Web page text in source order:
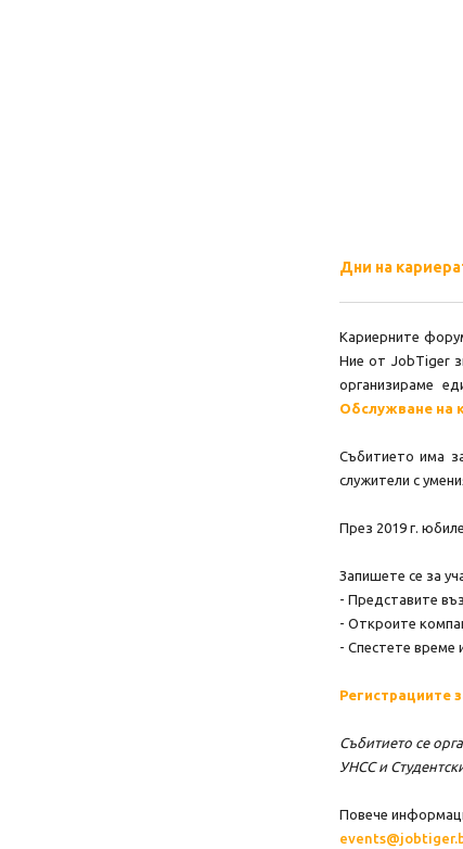
Дни на
Кариерните
Ние от JobTiger
организираме
Обслужване на
Събитието има
служители с
През 2019 г.
Запишете се за
- Представите
- Откроите
- Спестете време
Регистрациите
Събитието се
УНСС и
Повече